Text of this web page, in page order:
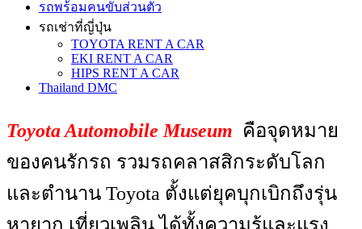
รถพร้อมคนขับส่วนตัว
รถเช่าที่ญี่ปุ่น
TOYOTA RENT A CAR
EKI RENT A CAR
HIPS RENT A CAR
Thailand DMC
Toyota Automobile Museum คือจุดหมาย
ของคนรักรถ รวมรถคลาสสิกระดับโลก
และตำนาน Toyota ตั้งแต่ยุคบุกเบิกถึงรุ่น